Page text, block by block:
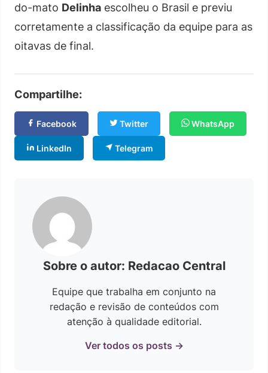
do-mato Delinha escolheu o Brasil e previu
corretamente a classificação da equipe para as
oitavas de final.
Compartilhe:
Facebook Twitter WhatsApp
LinkedIn Telegram
Sobre o autor: Redacao Central
Equipe que trabalha em conjunto na
redação e revisão de conteúdos com
atenção à qualidade editorial.
Ver todos os posts →